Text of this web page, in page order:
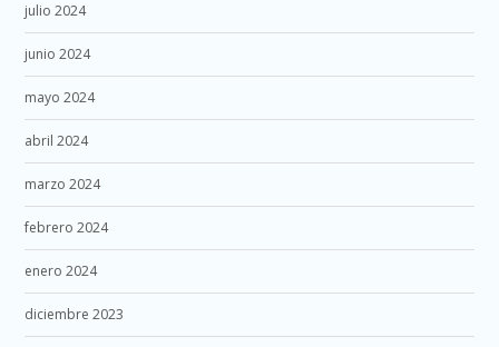
julio 2024
junio 2024
mayo 2024
abril 2024
marzo 2024
febrero 2024
enero 2024
diciembre 2023